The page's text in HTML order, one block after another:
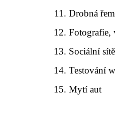
Drobná
Fotografie,
Sociální
Testování
Mytí aut